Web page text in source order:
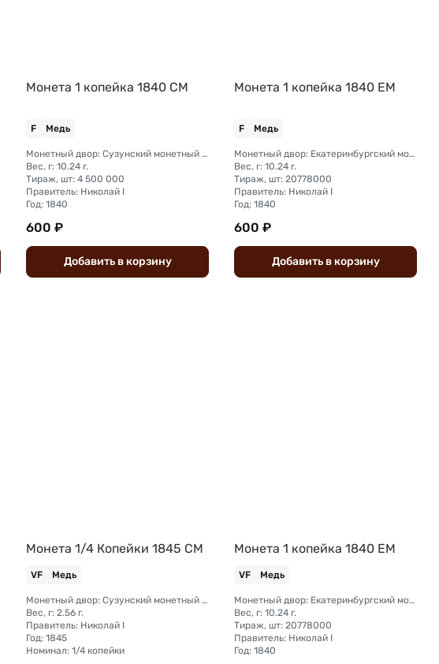
Монета 1 копейка 1840 СМ
F Медь
Монетный двор: Сузунский монетный двор (Сибирь)
Вес, г: 10.24 г.
Тираж, шт: 4 500 000
Правитель: Николай I
Год: 1840
600 ₽
Добавить вкорзину
Монета 1 копейка 1840 ЕМ
F Медь
Монетный двор: Екатеринбургский монетный двор
Вес, г: 10.24 г.
Тираж, шт: 20778000
Правитель: Николай I
Год: 1840
600 ₽
Добавить вкорзину
Монета 1/4 Копейки 1845 СМ
VF Медь
Монетный двор: Сузунский монетный двор (Сибирь)
Вес, г: 2.56 г.
Правитель: Николай I
Год: 1845
Номинал: 1/4 копейки
Монета 1 копейка 1840 ЕМ
VF Медь
Монетный двор: Екатеринбургский монетный двор
Вес, г: 10.24 г.
Тираж, шт: 20778000
Правитель: Николай I
Год: 1840